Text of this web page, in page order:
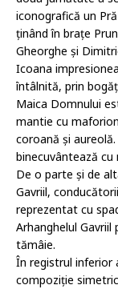
iconografică un
ținând în brațe
Gheorghe și
Icoana
întâlnită, prin
Maica Domnului
mantie cu
coroană și
binecuvântează cu
De o parte și de
Gavriil,
reprezentat cu
Arhanghelul
tămâie.
În registrul inferior
compoziție